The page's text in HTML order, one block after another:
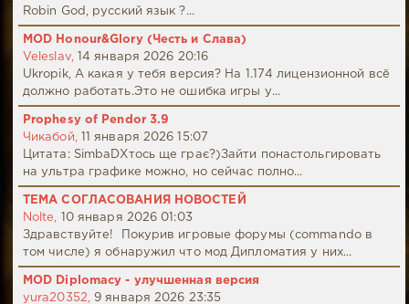
Robin God, русский язык ?...
MOD Honour&Glory (Честь и Слава)
Veleslav,
14 января 2026 20:16
Ukropik, А какая у тебя версия? На 1.174 лицензионной всё
должно работать.Это не ошибка игры у...
Prophesy of Pendor 3.9
Чикабой,
11 января 2026 15:07
Цитата: SimbaDХтось ще грає?)Зайти понастольгировать
на ультра графике можно, но сейчас полно...
ТЕМА СОГЛАСОВАНИЯ НОВОСТЕЙ
Nolte,
10 января 2026 01:03
Здравствуйте! Покурив игровые форумы (commando в
том числе) я обнаружил что мод Дипломатия у них...
MOD Diplomacy - улучшенная версия
yura20352,
9 января 2026 23:35